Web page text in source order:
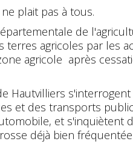
plait pas à tous.
de
terres agricoles par les
agricole après
Hautvilliers
et des transports
et s'inquiètent
déjà bien